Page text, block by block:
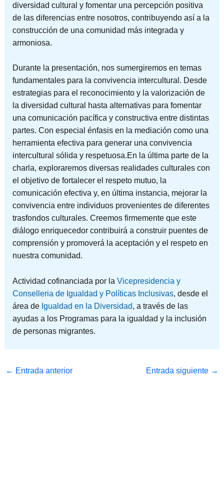
diversidad cultural y fomentar una percepción positiva
de las diferencias entre nosotros, contribuyendo así a la
construcción de una comunidad más integrada y
armoniosa.
Durante la presentación, nos sumergiremos en temas
fundamentales para la convivencia intercultural. Desde
estrategias para el reconocimiento y la valorización de
la diversidad cultural hasta alternativas para fomentar
una comunicación pacífica y constructiva entre distintas
partes. Con especial énfasis en la mediación como una
herramienta efectiva para generar una convivencia
intercultural sólida y respetuosa.En la última parte de la
charla, exploraremos diversas realidades culturales con
el objetivo de fortalecer el respeto mutuo, la
comunicación efectiva y, en última instancia, mejorar la
convivencia entre individuos provenientes de diferentes
trasfondos culturales. Creemos firmemente que este
diálogo enriquecedor contribuirá a construir puentes de
comprensión y promoverá la aceptación y el respeto en
nuestra comunidad.
Actividad cofinanciada por la Vicepresidencia y
Conselleria de Igualdad y Políticas Inclusivas, desde el
área de Igualdad en la Diversidad, a través de las
ayudas a los Programas para la igualdad y la inclusión
de personas migrantes.
← Entrada anterior Entrada siguiente →